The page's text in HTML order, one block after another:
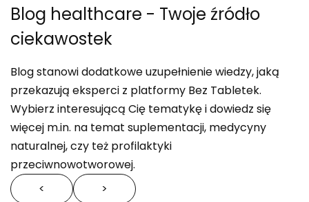
Blog healthcare - Twoje źródło
ciekawostek
Blog stanowi dodatkowe uzupełnienie wiedzy, jaką
przekazują eksperci z platformy Bez Tabletek.
Wybierz interesującą Cię tematykę i dowiedz się
więcej m.in. na temat suplementacji, medycyny
naturalnej, czy też profilaktyki
przeciwnowotworowej.
<
>